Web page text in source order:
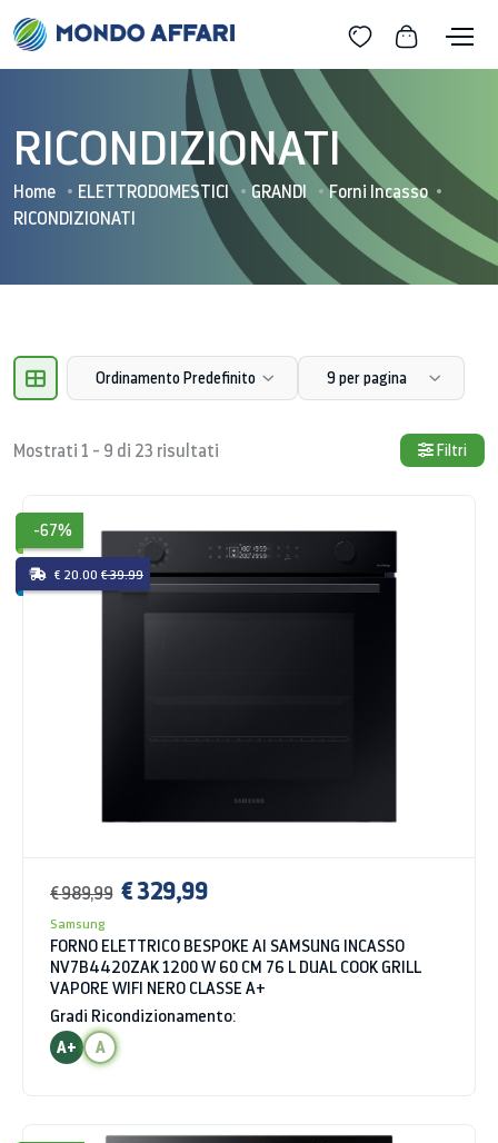
RICONDIZIONATI
Home ELETTRODOMESTICI GRANDI
Forni Incasso
RICONDIZIONATI
Ordinamento Predefinito 9 per pagina
Mostrati 1 - 9 di 23 risultati Filtri
-67%
€ 20.00 € 39.99
€ 989,99 € 329,99
Samsung
FORNO ELETTRICO BESPOKE AI SAMSUNG INCASSO
NV7B4420ZAK 1200 W 60 CM 76 L DUAL COOK GRILL
VAPORE WIFI NERO CLASSE A+
Gradi Ricondizionamento:
A+
A